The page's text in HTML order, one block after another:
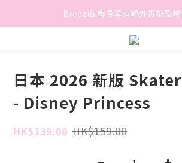
香港地區滿$500免費送貨 (離島區及偏
BreeziB 會員享有額外折扣及
香港地區滿$500免費送貨 (離島區及
日本 2026 新版
- Disney Princess
HK$139.00 HK$159.00